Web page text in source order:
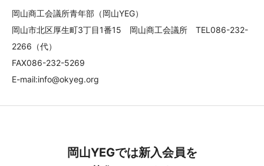
岡山商工会議所青年部（岡山YEG）
岡山市北区厚生町3丁目1番15 岡山商工会議所 TEL086-232-
2266（代）
FAX086-232-5269
E-mail:info@okyeg.org
岡山YEGでは新入会員を